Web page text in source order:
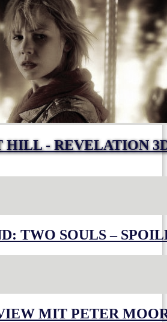
HILL - REVELATION
TWO SOULS –
MIT PETER